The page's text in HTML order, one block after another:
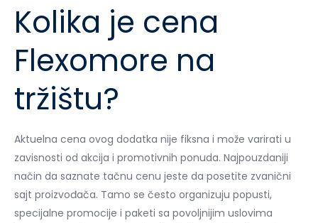
Kolika je cena
Flexomore na
tržištu?
Aktuelna cena ovog dodatka nije fiksna i može varirati u
zavisnosti od akcija i promotivnih ponuda. Najpouzdaniji
način da saznate tačnu cenu jeste da posetite zvanični
sajt proizvođača. Tamo se često organizuju popusti,
specijalne promocije i paketi sa povoljnijim uslovima